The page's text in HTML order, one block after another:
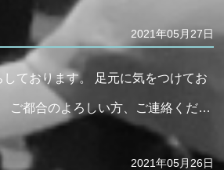
2021年05月27日
ております。 足元に気をつけてお
ご都合のよろしい方、ご連絡くだ…
2021年05月26日